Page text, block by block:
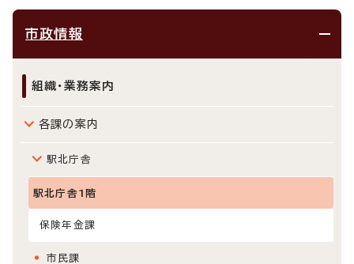
市政情報
組織・業務案内
各課の案内
駅北庁舎
駅北庁舎1階
保険年金課
市民課